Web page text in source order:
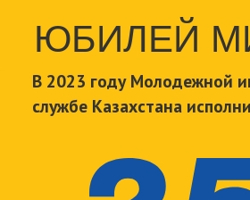
~250
Дискуссий, тренингов, круглых столов,
конференций и презентаций